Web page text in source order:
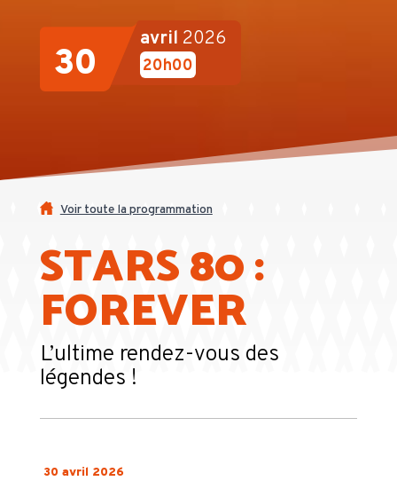
30
avril 2026
20h00
Voir toute la programmation
STARS 80 :
FOREVER
L’ultime rendez-vous des
légendes !
30 avril 2026